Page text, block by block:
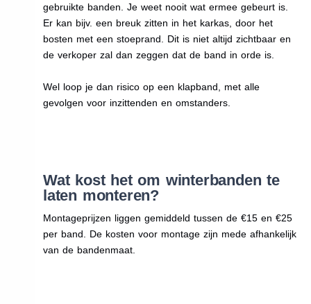
gebruikte banden. Je weet nooit wat ermee gebeurt is.
Er kan bijv. een breuk zitten in het karkas, door het
bosten met een stoeprand. Dit is niet altijd zichtbaar en
de verkoper zal dan zeggen dat de band in orde is.
Wel loop je dan risico op een klapband, met alle
gevolgen voor inzittenden en omstanders.
Wat kost het om winterbanden te
laten monteren?
Montageprijzen liggen gemiddeld tussen de €15 en €25
per band. De kosten voor montage zijn mede afhankelijk
van de bandenmaat.